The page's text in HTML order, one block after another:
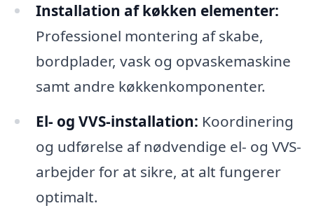
Installation af køkken elementer:
Professionel montering af skabe,
bordplader, vask og opvaskemaskine
samt andre køkkenkomponenter.
El- og VVS-installation: Koordinering
og udførelse af nødvendige el- og VVS-
arbejder for at sikre, at alt fungerer
optimalt.